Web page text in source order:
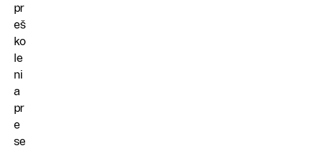
pr
eš
ko
le
ni
a
pr
e
se